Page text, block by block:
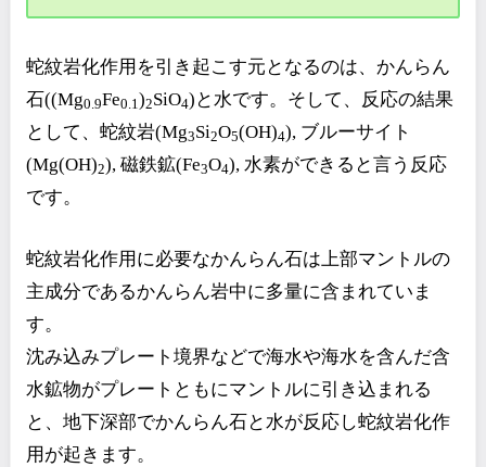
蛇紋岩化作用を引き起こす元となるのは、かんらん
石((Mg0.9Fe0.1)2SiO4)と水です。そして、反応の結果
として、蛇紋岩(Mg3Si2O5(OH)4), ブルーサイト
(Mg(OH)2), 磁鉄鉱(Fe3O4), 水素ができると言う反応
です。
蛇紋岩化作用に必要なかんらん石は上部マントルの
主成分であるかんらん岩中に多量に含まれていま
す。
沈み込みプレート境界などで海水や海水を含んだ含
水鉱物がプレートともにマントルに引き込まれる
と、地下深部でかんらん石と水が反応し蛇紋岩化作
用が起きます。